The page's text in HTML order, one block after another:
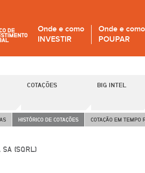
Onde e como
INVESTIR
Onde e como
POUPAR
COTAÇÕES BIG INTEL
HISTÓRICO DE COTAÇÕES COTAÇÃO EM TEMPO
(SQRL)